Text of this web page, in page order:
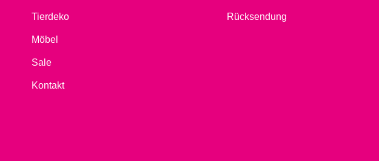
Tierdeko
Möbel
Sale
Kontakt
Rücksendung